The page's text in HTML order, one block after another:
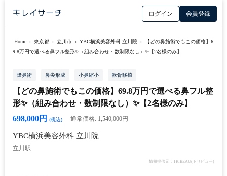
ログイン 会員登録
Home › 東京都 › 立川市 › YBC横浜美容外科 立川院 ›
【どの鼻施術でもこの価格】6
9.8万円で選べる鼻フル整形✨（組み合わせ・数制限なし）✨【2名様のみ】
隆鼻術 鼻尖形成 小鼻縮小 軟骨移植
【どの鼻施術でもこの価格】69.8万円で選べる鼻フル整
形✨（組み合わせ・数制限なし）✨【2名様のみ】
698,000円
(税込) 通常価格: 1,540,000円
YBC横浜美容外科 立川院
立川駅
情報提供元：TRIBEAU(トリビュー)